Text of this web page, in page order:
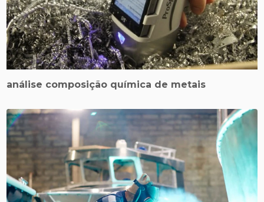
análise composição química de metais